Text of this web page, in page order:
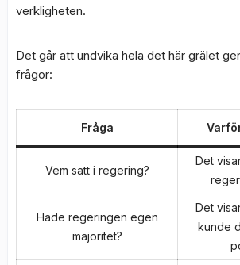
verkligheten.
Det går att undvika hela det här grälet
frågor:
Fråga
Vem satt i regering?
Det
Hade regeringen egen
majoritet?
Det
kunde